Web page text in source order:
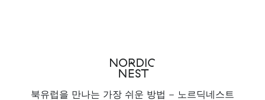
북유럽을 만나는 가장 쉬운 방법 - 노르딕네스트